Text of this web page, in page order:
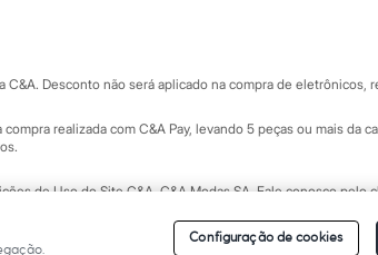
Desconto não será aplicado na compra de eletrônicos,
realizada com C&A Pay, levando 5 peças ou mais da
de Uso do Site C&A. C&A Modas SA. Fale conosco pelo
Configuração de cookies